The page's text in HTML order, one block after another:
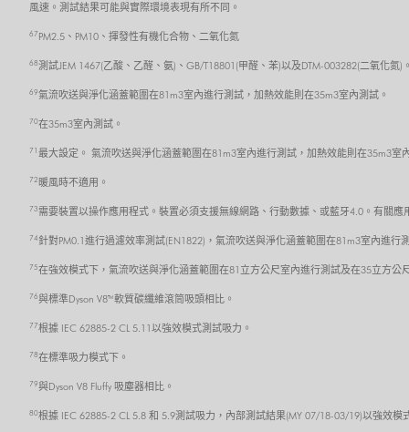
風速。測試結果可能與實際環境表現有所不同。
67 PM2.5、PM10、揮發性有機化合物、二氧化氮
68 測試JEM 1467(乙酸、乙醛、氨)、GB/T18801(甲醛、苯)以及DTM-003282(二氧化
69氣流吹送與淨化涵蓋範圍在81m3室內進行測試，加熱效能則在35m3室內測試。
70在35m3室內測試。
71 最大設定。 氣流吹送與淨化涵蓋範圍在81m3室內進行測試，加熱效能則在35m3室
72 暖風時不適用。
73 需要裝置以操作應用程式。裝置必須支援無線網路、行動數據、或藍牙4.0。有關
74 針對PM0.1進行過濾效率測試(EN1822)，氣流吹送與淨化涵蓋範圍在81m3室內進行
75在強效模式下，氣流吹送與淨化涵蓋範圍在81立方公尺室內進行測試及在35立方公
76與標準Dyson V8™ 軟質碳纖維滾筒吸頭相比。
77根據 IEC 62885-2 CL 5.11以強效模式測試吸力。
78在標準吸力模式下。
79與Dyson V8 Fluffy 吸塵器相比。
80根據 IEC 62885-2 CL 5.8 和 5.9測試吸力，內部測試結果(MY 07/18-03/19)以強效模